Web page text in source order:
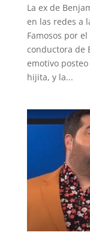
La ex de
en las redes a
Famosos por
conductora de
emotivo
hijita, y la...